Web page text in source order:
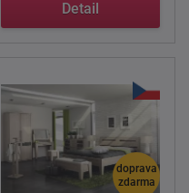
Detail
doprava
zdarma